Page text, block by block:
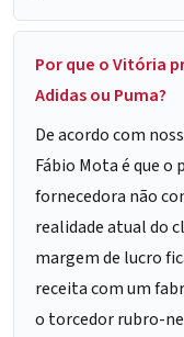
Por que o Vitória
Adidas ou Puma?
De acordo com
Fábio Mota é que
fornecedora não
realidade atual do
margem de lucro
receita com um
o torcedor rubro-